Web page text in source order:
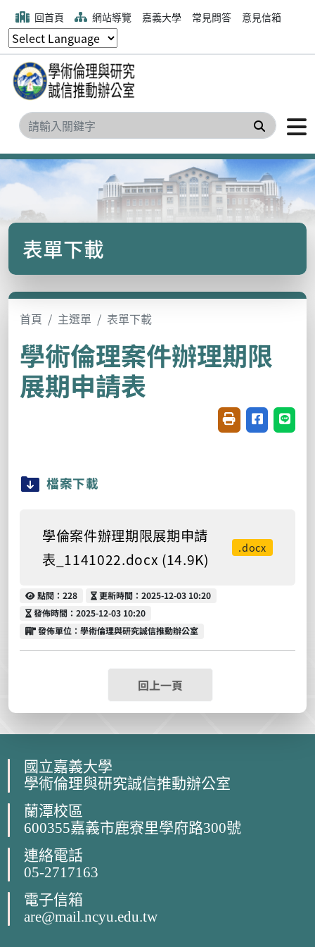
回首頁 網站導覽 嘉義大學 常見問答 意見信箱
搜尋
表單下載
首頁 主選單 表單下載
學術倫理案件辦理期限
展期申請表
友善列印(開新視
分享至臉書
分享
檔案下載
學倫案件辦理期限展期申請
表_1141022.docx (14.9K)
.docx
點閱
點閱：228 更新時間
更新時間：2025-12-03 10:20
發佈時間
發佈時間：2025-12-03 10:20
發佈單位
發佈單位：學術倫理與研究誠信推動辦公室
回上一頁
國立嘉義大學
學術倫理與研究誠信推動辦公室
蘭潭校區
600355嘉義市鹿寮里學府路300號
連絡電話
05-2717163
電子信箱
are@mail.ncyu.edu.tw